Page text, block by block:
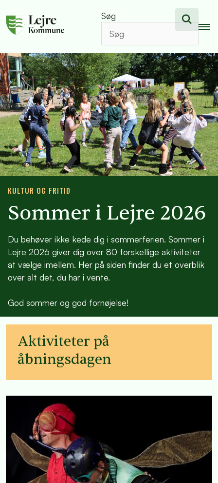
Søg
KULTUR OG FRITID
Sommer i Lejre 2026
Du behøver ikke kede dig i sommerferien. Sommer i
Lejre 2026 giver dig over 80 forskellige aktiviteter
at vælge imellem. Her på siden finder du et overblik
over alt det, du har i vente.
God sommer og god fornøjelse!
Aktiviteter på
åbningsdagen